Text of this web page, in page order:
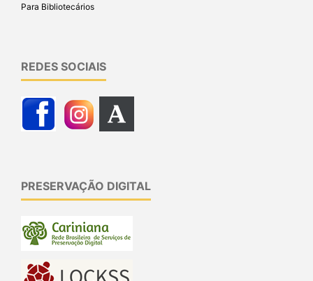
Para Bibliotecários
REDES SOCIAIS
PRESERVAÇÃO DIGITAL